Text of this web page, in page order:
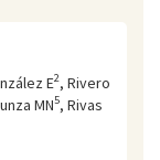
E2, Rivero
MN5, Rivas